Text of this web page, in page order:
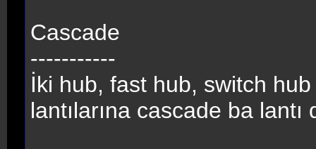
Cascade
-----------
İki hub, fast hub, switch
lantılarına cascade ba lantı